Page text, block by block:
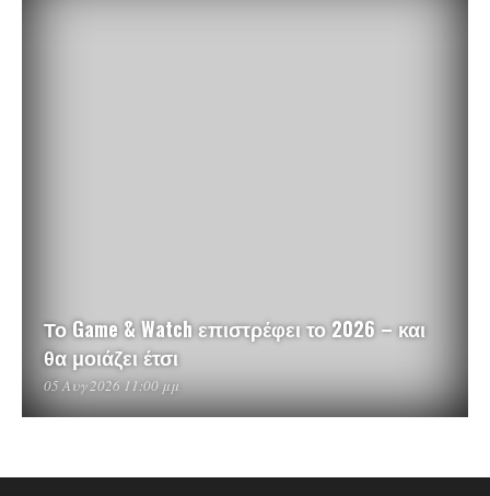
Το Game & Watch επιστρέφει το 2026 – και
θα μοιάζει έτσι
05 Αυγ 2026 11:00 μμ